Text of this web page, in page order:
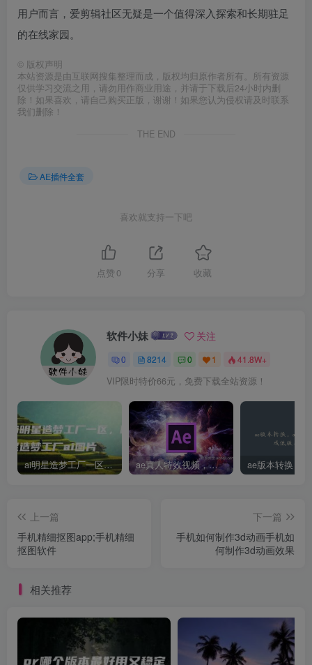
用户而言，爱剪辑社区无疑是一个值得深入探索和长期驻足
的在线家园。
© 版权声明
本站资源是由互联网搜集整理而成，版权均归原作者所有。所有资源
仅供学习交流之用，请勿用作商业用途，并请于下载后24小时内删
除！如果喜欢，请自己购买正版，谢谢！如果您认为侵权请及时联系
我们删除！
THE END
AE插件全套
喜欢就支持一下吧
点赞 0 分享 收藏
软件小妹 关注
0 8214 0 1 41.8W+
VIP限时特价66元，免费下载全站资源！
ai明星造梦工厂一区，明星造梦工厂ai图片 ae真人特效视频，大学生第一次做ppt怎么做
上一篇
手机精细抠图app;手机精细
抠图软件
下一篇
手机如何制作3d动画手机如
何制作3d动画效果
相关推荐